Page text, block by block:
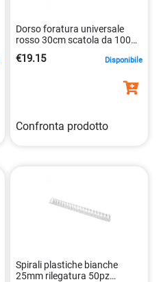
Dorso foratura universale
rosso 30cm scatola da 100
€19.15 Disponibile
Confronta prodotto
Spirali plastiche bianche
25mm rilegatura 50pz